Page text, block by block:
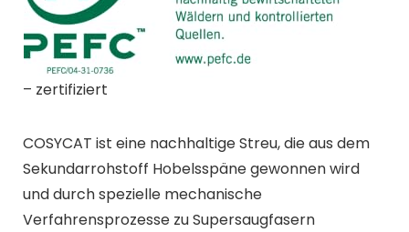
– zertifiziert
COSYCAT ist eine nachhaltige Streu, die aus dem
Sekundarrohstoff Hobelsspäne gewonnen wird
und durch spezielle mechanische
Verfahrensprozesse zu Supersaugfasern